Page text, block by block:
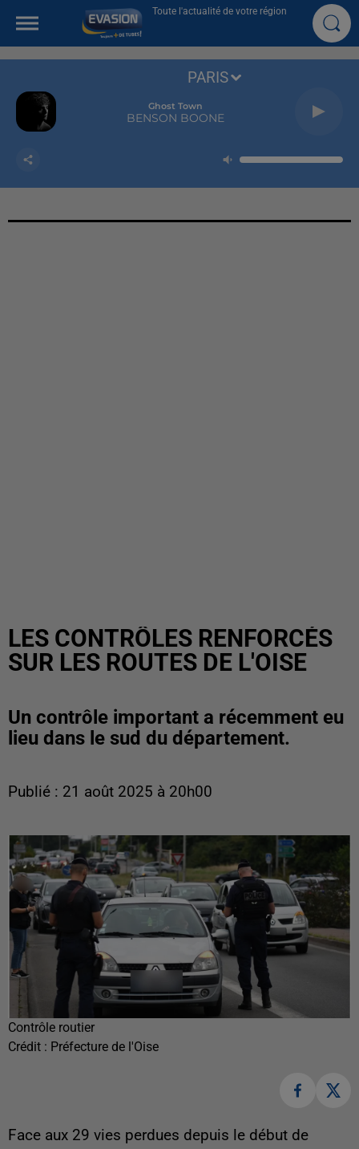
Toute l'actualité de votre région
Ghost Town
BENSON BOONE
PARIS
LES CONTRÔLES RENFORCÉS
SUR LES ROUTES DE L'OISE
Un contrôle important a récemment eu
lieu dans le sud du département.
Publié : 21 août 2025 à 20h00
Contrôle routier
Crédit : Préfecture de l'Oise
Face aux 29 vies perdues depuis le début de